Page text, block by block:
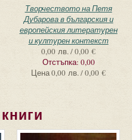
Творчеството на Петя
Дубарова в българския и
европейския литературен
и културен контекст
0,00 лв. / 0,00 €
Отстъпка: 0,00
Цена0,00 лв. / 0,00 €